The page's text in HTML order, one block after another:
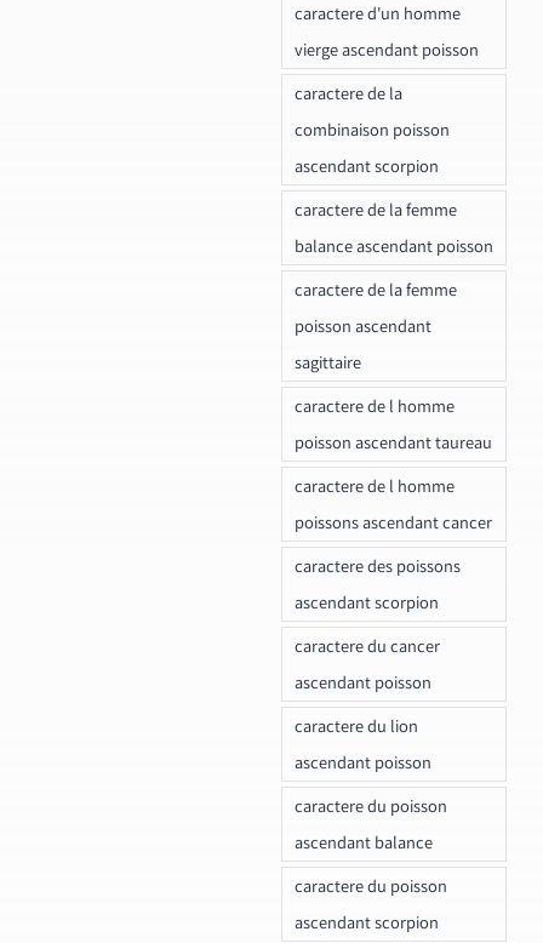
caractere d'un homme
vierge ascendant poisson
caractere de la
combinaison poisson
ascendant scorpion
caractere de la femme
balance ascendant poisson
caractere de la femme
poisson ascendant
sagittaire
caractere de l homme
poisson ascendant taureau
caractere de l homme
poissons ascendant cancer
caractere des poissons
ascendant scorpion
caractere du cancer
ascendant poisson
caractere du lion
ascendant poisson
caractere du poisson
ascendant balance
caractere du poisson
ascendant scorpion